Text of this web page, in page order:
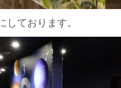
しております。